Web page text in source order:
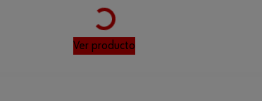
Ver producto